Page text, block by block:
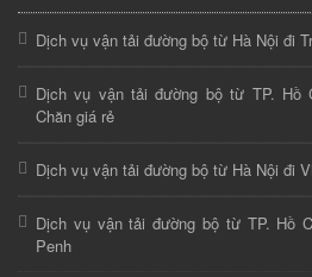
Dịch vụ vận tải đường bộ từ Hà Nội đi
Dịch vụ vận tải đường bộ từ TP. Hồ
Chăn giá rẻ
Dịch vụ vận tải đường bộ từ Hà Nội đi
Dịch vụ vận tải đường bộ từ TP. Hồ
Penh